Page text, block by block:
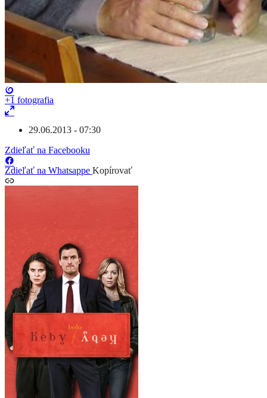
+1 fotografia
29.06.2013 - 07:30
Zdieľať na Facebooku
Zdieľať na Whatsappe Kopírovať